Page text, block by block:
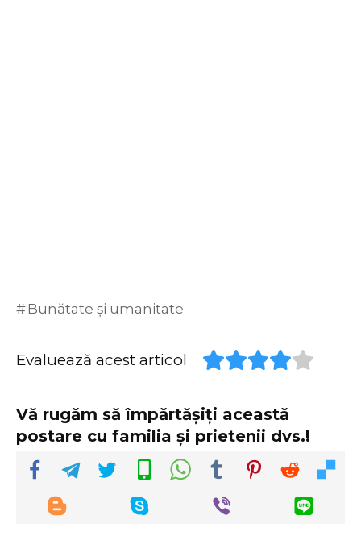
Bunătate și umanitate
Evaluează acest articol
Vă rugăm să împărtășiți această
postare cu familia și prietenii dvs.!